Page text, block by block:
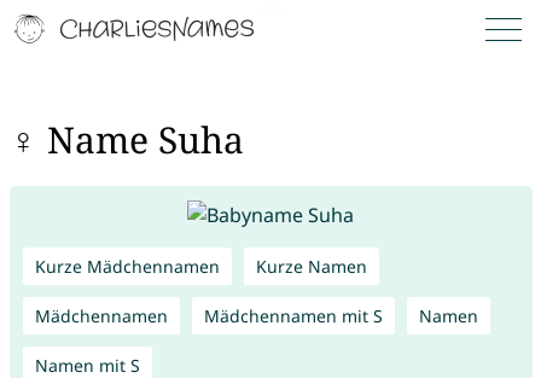
♀ Name Suha
Kurze Mädchennamen Kurze Namen
Mädchennamen Mädchennamen mit S Namen
Namen mit S